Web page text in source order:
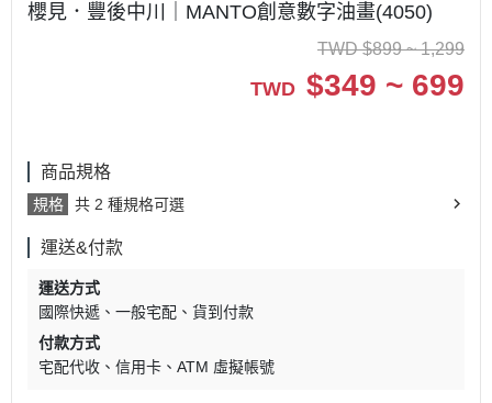
櫻見．豐後中川｜MANTO創意數字油畫(4050)
TWD $899 ~ 1,299
TWD $349 ~ 699
商品規格
規格 共 2 種規格可選
運送&付款
運送方式
國際快遞
一般宅配
貨到付款
付款方式
宅配代收
信用卡 ATM 虛擬帳號